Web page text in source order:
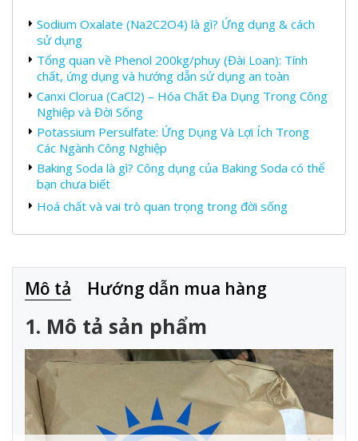
Sodium Oxalate (Na2C2O4) là gì? Ứng dụng & cách
sử dụng
Tổng quan về Phenol 200kg/phuy (Đài Loan): Tính
chất, ứng dụng và hướng dẫn sử dụng an toàn
Canxi Clorua (CaCl2) – Hóa Chất Đa Dụng Trong Công
Nghiệp và Đời Sống
Potassium Persulfate: Ứng Dụng Và Lợi Ích Trong
Các Ngành Công Nghiệp
Baking Soda là gì? Công dụng của Baking Soda có thể
bạn chưa biết
Hoá chất và vai trò quan trọng trong đời sống
Mô tả Hướng dẫn mua hàng
1. Mô tả sản phẩm